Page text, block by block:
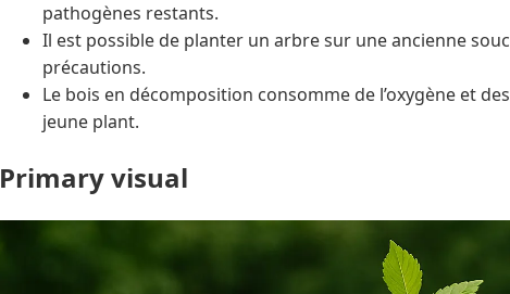
pathogènes restants.
Il est possible de planter un arbre sur une ancienne
précautions.
Le bois en décomposition consomme de l’oxygène et
jeune plant.
Primary visual